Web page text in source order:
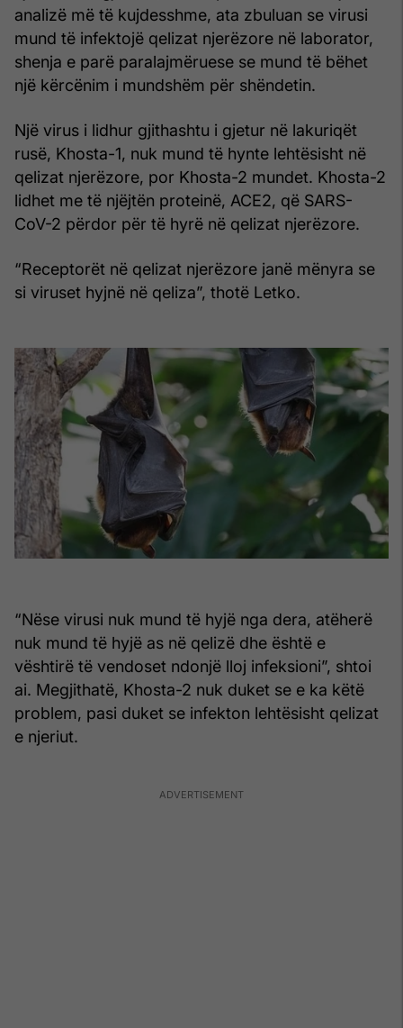
analizë më të kujdesshme, ata zbuluan se virusi
mund të infektojë qelizat njerëzore në laborator,
shenja e parë paralajmëruese se mund të bëhet
një kërcënim i mundshëm për shëndetin.
Një virus i lidhur gjithashtu i gjetur në lakuriqët
rusë, Khosta-1, nuk mund të hynte lehtësisht në
qelizat njerëzore, por Khosta-2 mundet. Khosta-2
lidhet me të njëjtën proteinë, ACE2, që SARS-
CoV-2 përdor për të hyrë në qelizat njerëzore.
“Receptorët në qelizat njerëzore janë mënyra se
si viruset hyjnë në qeliza”, thotë Letko.
“Nëse virusi nuk mund të hyjë nga dera, atëherë
nuk mund të hyjë as në qelizë dhe është e
vështirë të vendoset ndonjë lloj infeksioni”, shtoi
ai. Megjithatë, Khosta-2 nuk duket se e ka këtë
problem, pasi duket se infekton lehtësisht qelizat
e njeriut.